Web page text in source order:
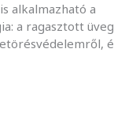
alkalmazható a
a ragasztott